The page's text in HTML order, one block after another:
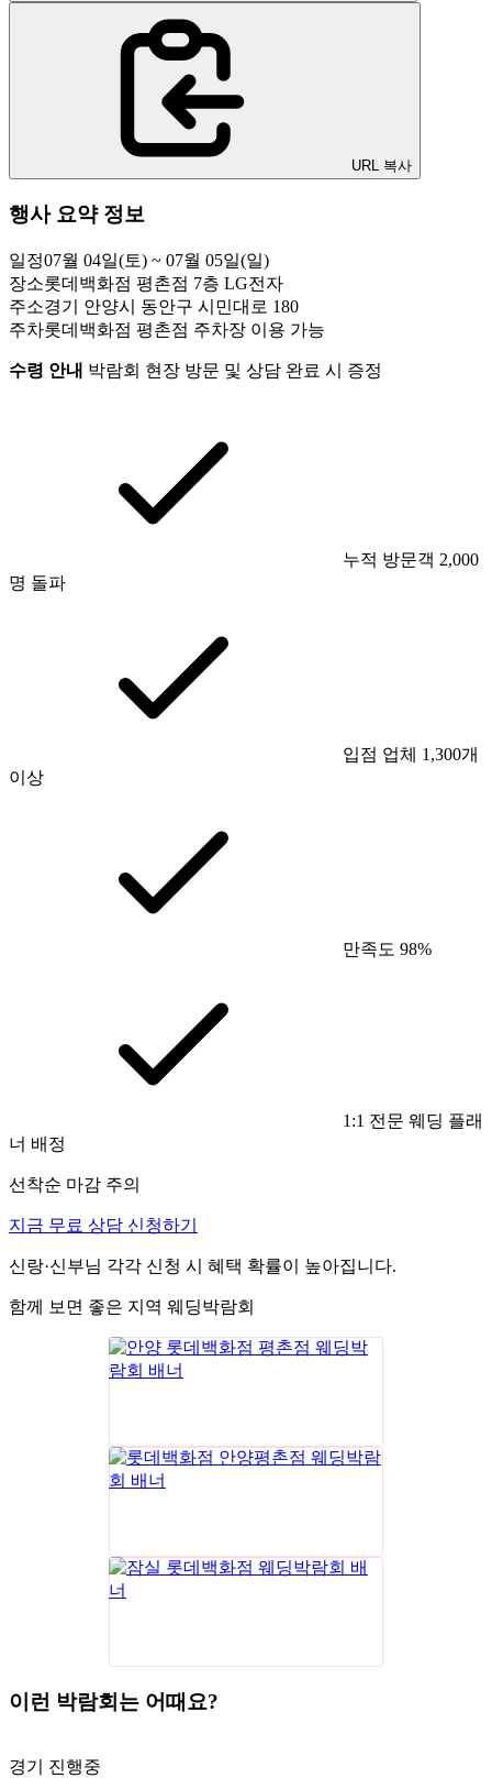
URL 복사
행사 요약 정보
일정07월 04일(토) ~ 07월 05일(일)
장소롯데백화점 평촌점 7층 LG전자
주소경기 안양시 동안구 시민대로 180
주차롯데백화점 평촌점 주차장 이용 가능
수령 안내 박람회 현장 방문 및 상담 완료 시 증정
누적 방문객 2,000
명 돌파
입점 업체 1,300개
이상
만족도 98%
1:1 전문 웨딩 플래
너 배정
선착순 마감 주의
지금 무료 상담 신청하기
신랑·신부님 각각 신청 시 혜택 확률이 높아집니다.
함께 보면 좋은 지역 웨딩박람회
이런 박람회는 어때요?
경기 진행중